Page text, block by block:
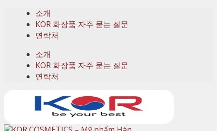
content
소개
KOR 화장품 자주 묻는 질문
연락처
소개
KOR 화장품 자주 묻는 질문
연락처